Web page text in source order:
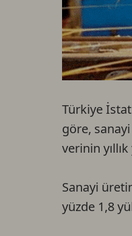
Türkiye
göre,
verinin
Sanayi
yüzde 1,8